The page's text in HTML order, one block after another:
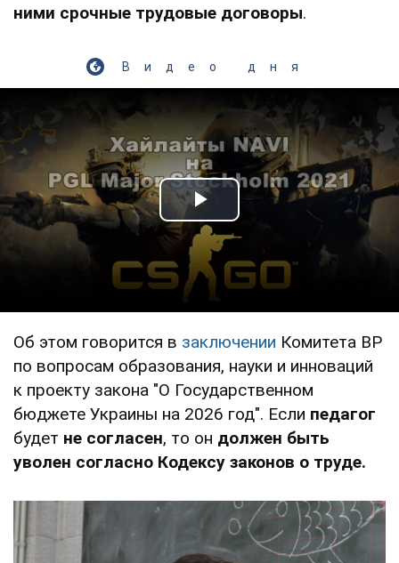
ними срочные трудовые договоры.
Видео дня
Play Video
Об этом говорится в заключении Комитета ВР
по вопросам образования, науки и инноваций
к проекту закона "О Государственном
бюджете Украины на 2026 год". Если педагог
будет не согласен, то он должен быть
уволен согласно Кодексу законов о труде.